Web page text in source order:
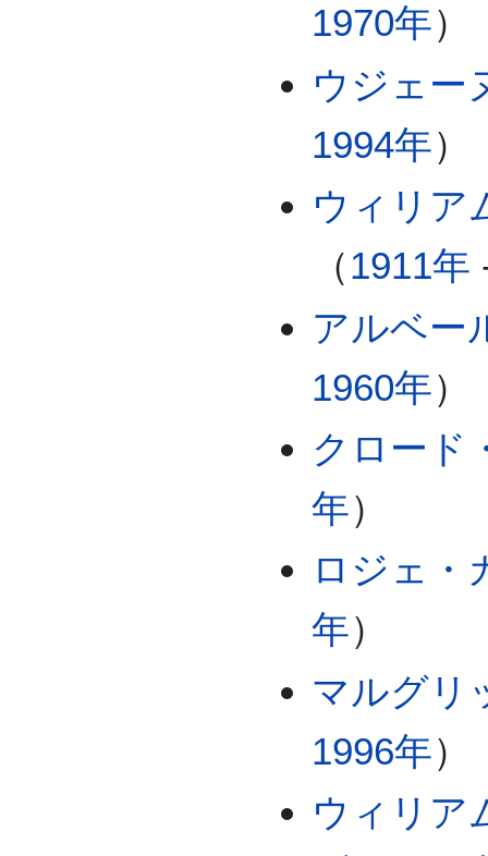
1970年）
ウジェー
1994年）
ウィリア
（1911年
アルベー
1960年）
クロード
年）
ロジェ・
年）
マルグリ
1996年）
ウィリア